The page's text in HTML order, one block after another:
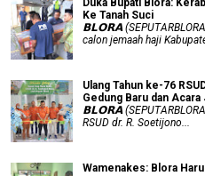
Duka Bupati Blora:
Ke Tanah Suci
𝗕𝗟𝗢𝗥𝗔
calon jemaah haji
Ulang Tahun ke-76
Gedung Baru dan Acara
𝗕𝗟𝗢𝗥𝗔
RSUD dr. R. Soetijono...
Wamenakes: Blora